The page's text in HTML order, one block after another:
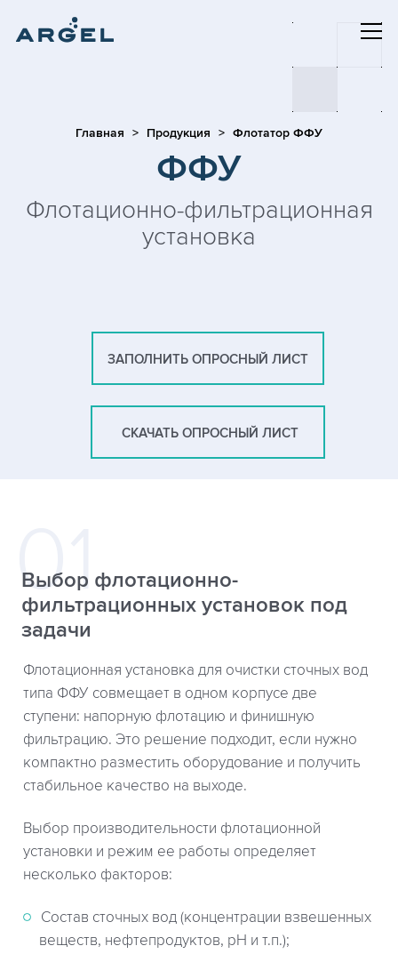
Главная Продукция Флотатор ФФУ
ФФУ
Флотационно-фильтрационная
установка
ЗАПОЛНИТЬ ОПРОСНЫЙ ЛИСТ
СКАЧАТЬ ОПРОСНЫЙ ЛИСТ
Выбор флотационно-
фильтрационных установок под
задачи
Флотационная установка для очистки сточных вод
типа ФФУ совмещает в одном корпусе две
ступени: напорную флотацию и финишную
фильтрацию. Это решение подходит, если нужно
компактно разместить оборудование и получить
стабильное качество на выходе.
Выбор производительности флотационной
установки и режим ее работы определяет
несколько факторов:
Состав сточных вод (концентрации взвешенных
веществ, нефтепродуктов, рН и т.п.);